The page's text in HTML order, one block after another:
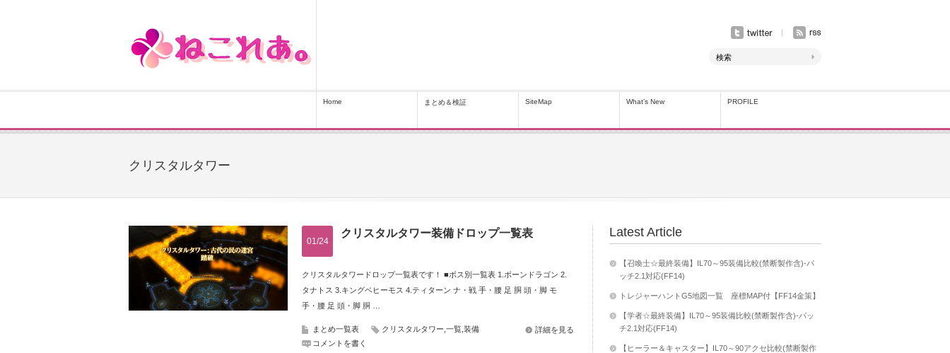
Home まとめ＆検証 SiteMap What’s New PROFILE
クリスタルタワー
クリスタルタワー装備ドロップ一覧表
01/24
クリスタルタワードロップ一覧表です！ ■ボス別一覧表 1.ボーンドラゴン 2.
タナトス 3.キングベヒーモス 4.ティターン ナ・戦 手・腰 足 胴 頭・脚 モ
手・腰 足 頭・脚 胴 …
まとめ一覧表 クリスタルタワー 一覧 装備
コメントを書く
詳細を見る
Latest Article
【召喚士☆最終装備】IL70～95装備比較(禁断製作含)-パ
ッチ2.1対応(FF14)
トレジャーハントG5地図一覧 座標MAP付【FF14金策】
【学者☆最終装備】IL70～95装備比較(禁断製作含)-パッ
チ2.1対応(FF14)
【ヒーラー＆キャスター】IL70～90アクセ比較(禁断製作